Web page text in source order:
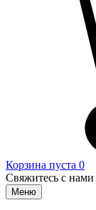
Корзина пуста 0
Свяжитесь с нами
Меню